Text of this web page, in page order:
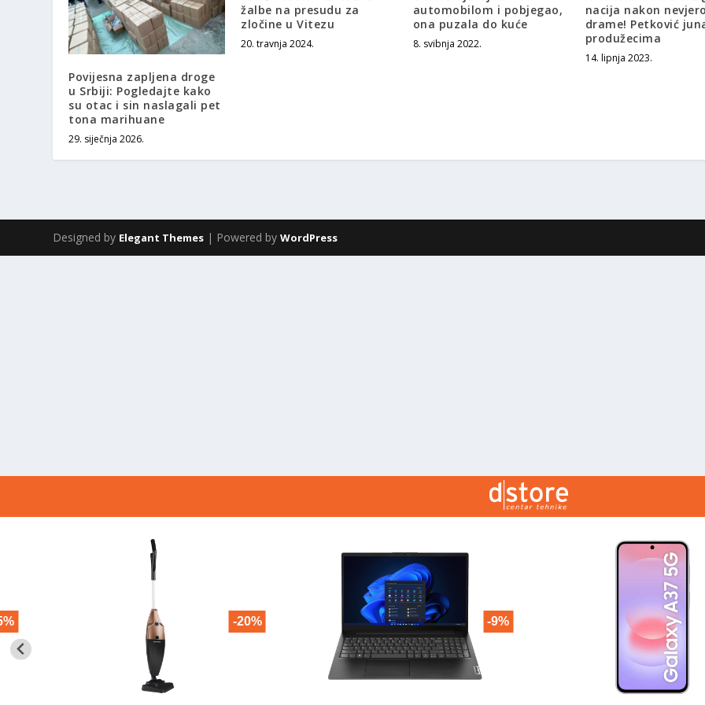
Povijesna zapljena droge
u Srbiji: Pogledajte kako
su otac i sin naslagali pet
tona marihuane
29. siječnja 2026.
žalbe na presudu za
zločine u Vitezu
20. travnja 2024.
automobilom i pobjegao,
ona puzala do kuće
8. svibnja 2022.
nacija nakon
drame! Petković
produžecima
14. lipnja 2023.
Designed by Elegant Themes | Powered byWordPress